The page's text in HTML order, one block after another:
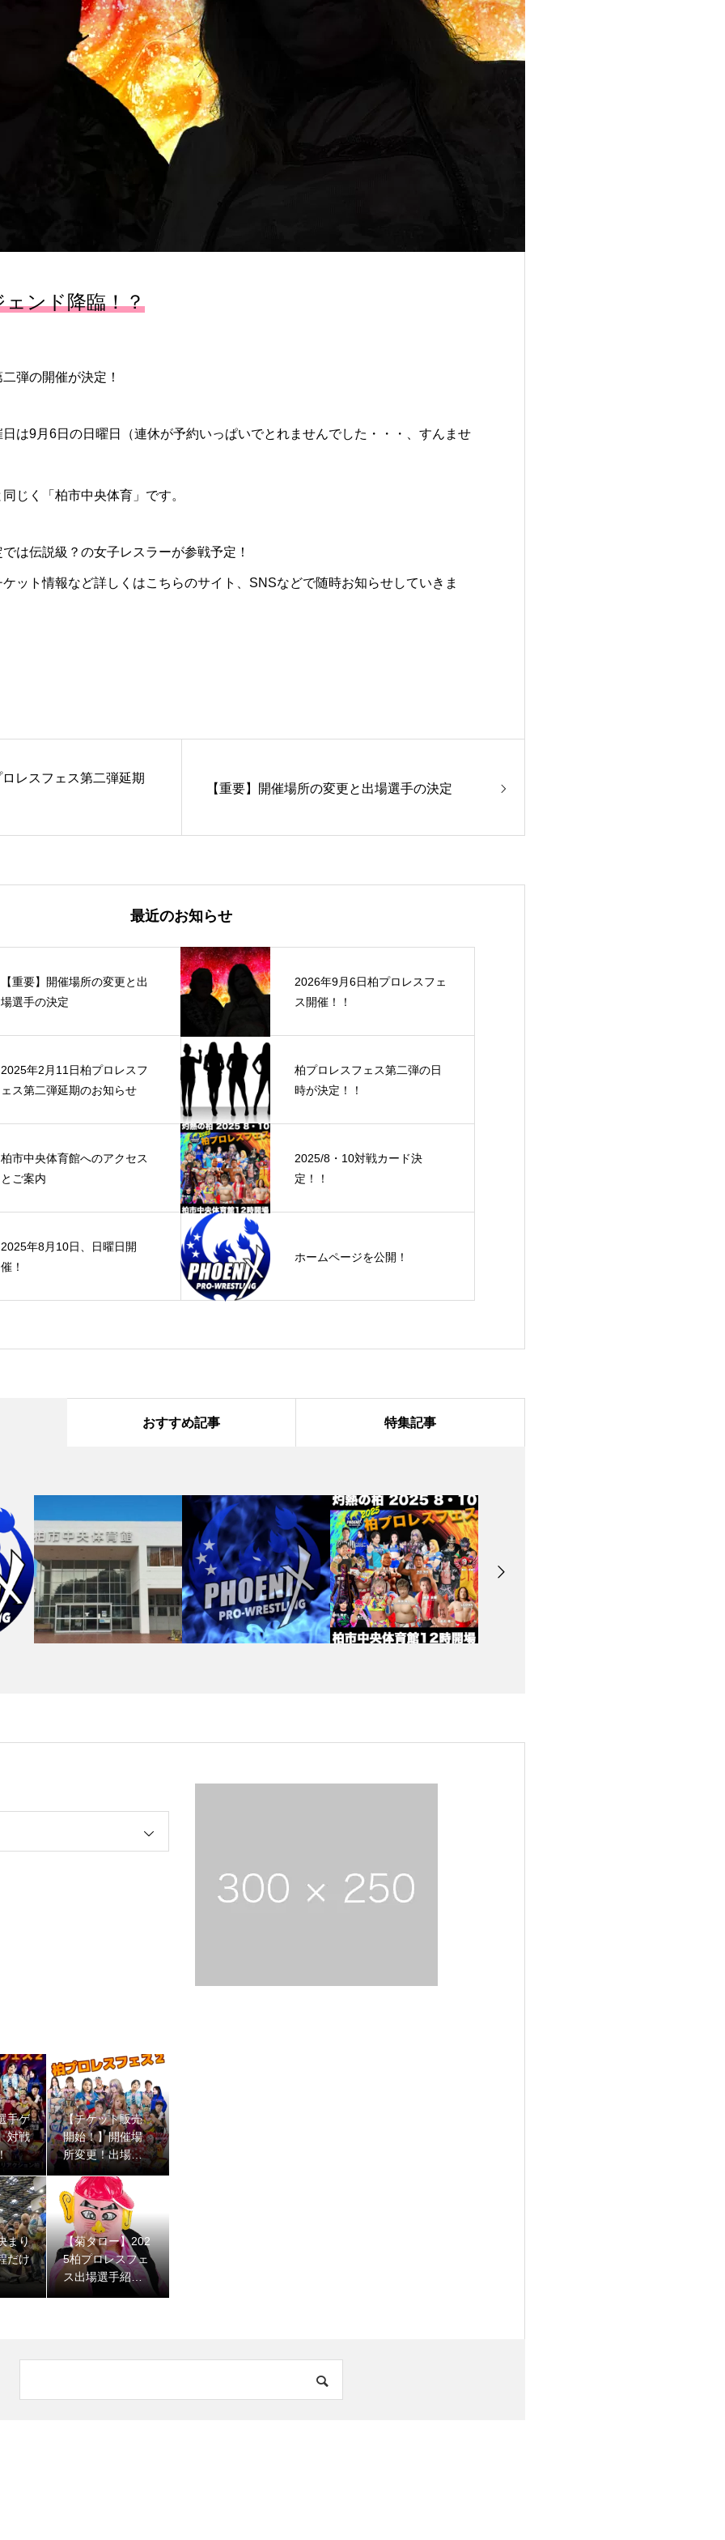
ンド降臨！？
弾の開催が決定！
は9月6日の日曜日（連休が予約いっぱいでとれませんでした・・・、すんませ
じく「柏市中央体育」です。
は伝説級？の女子レスラーが参戦予定！
ット情報など詳しくはこちらのサイト、SNSなどで随時お知らせしていきま
レスフェス第二弾延期
【重要】開催場所の変更と出場選手の決定
最近のお知らせ
【重要】開催場所の変更と出
場選手の決定
2026年9月6日柏プロレスフェ
ス開催！！
2025年2月11日柏プロレスフ
ェス第二弾延期のお知らせ
柏プロレスフェス第二弾の日
時が決定！！
柏市中央体育館へのアクセス
とご案内
2025/8・10対戦カード決
定！！
2025年8月10日、日曜日開
催！
ホームページを公開！
おすすめ記事 特集記事
手ゲ
対戦
【チケット販売
開始！】開催場
所変更！出場選
手決定！女子多
いっす！
まり
だけ
【菊タロー】202
5柏プロレスフェ
ス出場選手紹